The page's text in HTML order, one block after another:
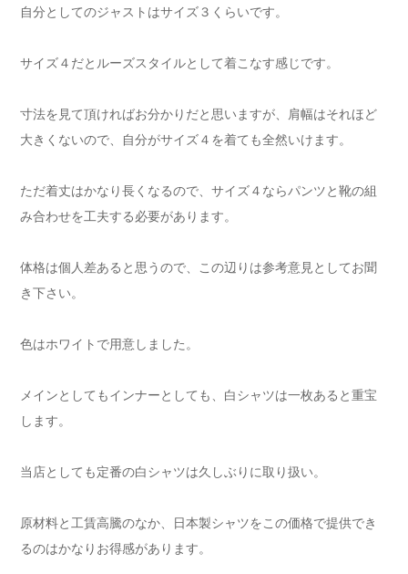
自分としてのジャストはサイズ３くらいです。
サイズ４だとルーズスタイルとして着こなす感じです。
寸法を見て頂ければお分かりだと思いますが、肩幅はそれほど
大きくないので、自分がサイズ４を着ても全然いけます。
ただ着丈はかなり長くなるので、サイズ４ならパンツと靴の組
み合わせを工夫する必要があります。
体格は個人差あると思うので、この辺りは参考意見としてお聞
き下さい。
色はホワイトで用意しました。
メインとしてもインナーとしても、白シャツは一枚あると重宝
します。
当店としても定番の白シャツは久しぶりに取り扱い。
原材料と工賃高騰のなか、日本製シャツをこの価格で提供でき
るのはかなりお得感があります。